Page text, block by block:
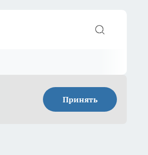
Принять